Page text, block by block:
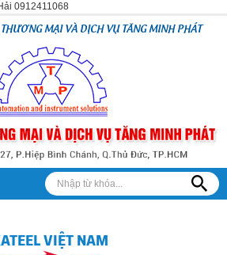
0912411068
MẠI VÀ DỊCH VỤ TĂNG MINH PHÁT
VIỆT NAM